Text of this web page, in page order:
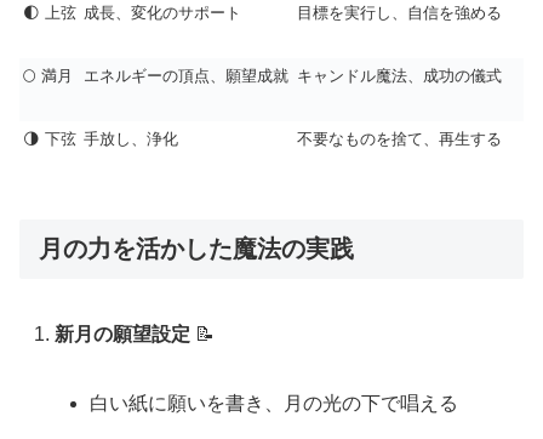
🌓 上弦 成長、変化のサポート 目標を実行し、自信を強める
🌕 満月 エネルギーの頂点、願望成就 キャンドル魔法、成功の儀式
🌗 下弦 手放し、浄化 不要なものを捨て、再生する
月の力を活かした魔法の実践
新月の願望設定 📝
白い紙に願いを書き、月の光の下で唱える